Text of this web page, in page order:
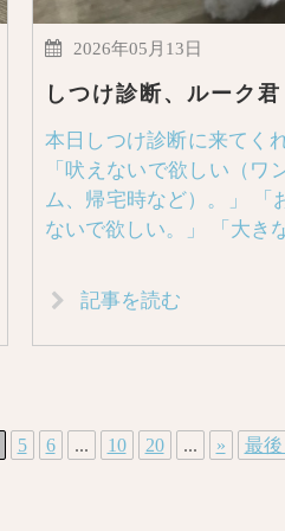
2026年05月13日
しつけ診断、ルーク
本日しつけ診断に来てく
「吠えないで欲しい（
ム、帰宅時など）。」 「
ないで欲しい。」 「大き
記事を読む
5 6 ... 10 20 ... » 最後